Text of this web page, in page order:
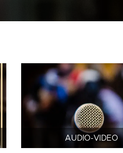
AUDIO-VIDEO